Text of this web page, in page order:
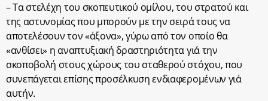
– Τα στελέχη του σκοπευτικού ομίλου, του στρατού και
της αστυνομίας που μπορούν με την σειρά τους να
αποτελέσουν τον «άξονα», γύρω από τον οποίο θα
«ανθίσει» η αναπτυξιακή δραστηριότητα γιά την
σκοποβολή στους χώρους του σταθερού στόχου, που
συνεπάγεται επίσης προσέλκυση ενδιαφερομένων γιά
αυτήν.